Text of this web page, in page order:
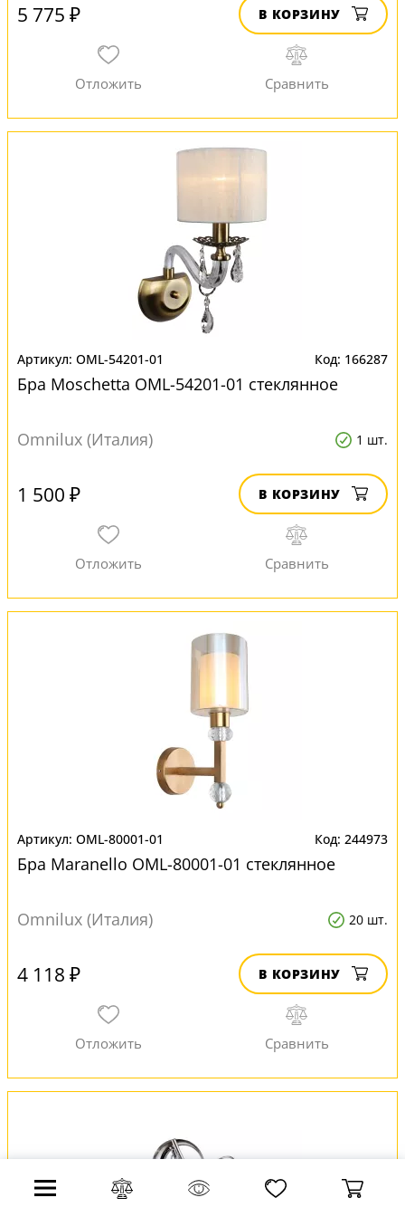
5 775 ₽ В КОРЗИНУ
OML-54201-01 166287
Бра Moschetta OML-54201-01 стеклянное
Omnilux (Италия) 1 шт.
1 500 ₽ В КОРЗИНУ
OML-80001-01 244973
Бра Maranello OML-80001-01 стеклянное
Omnilux (Италия) 20 шт.
4 118 ₽ В КОРЗИНУ